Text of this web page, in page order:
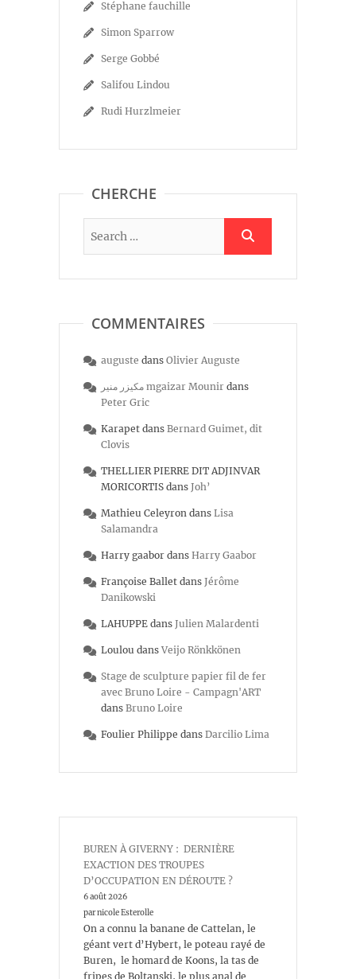
Stéphane fauchille
Simon Sparrow
Serge Gobbé
Salifou Lindou
Rudi Hurzlmeier
CHERCHE
COMMENTAIRES
auguste dans Olivier Auguste
مكيزر منير mgaizar Mounir dans
Peter Gric
Karapet dans Bernard Guimet, dit
Clovis
THELLIER PIERRE DIT ADJINVAR
MORICORTIS dans Joh’
Mathieu Celeyron dans Lisa
Salamandra
Harry gaabor dans Harry Gaabor
Françoise Ballet dans Jérôme
Danikowski
LAHUPPE dans Julien Malardenti
Loulou dans Veijo Rönkkönen
Stage de sculpture papier fil de fer
avec Bruno Loire - Campagn'ART
dans Bruno Loire
Foulier Philippe dans Darcilio Lima
BUREN À GIVERNY : DERNIÈRE
EXACTION DES TROUPES
D’OCCUPATION EN DÉROUTE ?
6 août 2026
par nicole Esterolle
On a connu la banane de Cattelan, le
géant vert d’Hybert, le poteau rayé de
Buren, le homard de Koons, la tas de
fripes de Boltanski, le plus anal de